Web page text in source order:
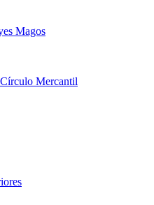
Magos
Mercantil